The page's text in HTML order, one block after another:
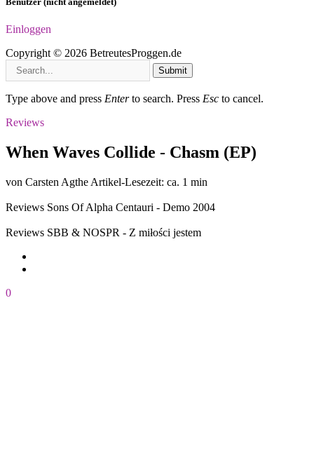
Einloggen
Copyright © 2026 BetreutesProggen.de
Submit
Type above and press Enterto search. Press Esc to cancel.
Reviews
When Waves Collide - Chasm (EP)
von Carsten Agthe Artikel-Lesezeit: ca. 1 min
Reviews Sons Of Alpha Centauri - Demo 2004
Reviews SBB & NOSPR - Z miłości jestem
0